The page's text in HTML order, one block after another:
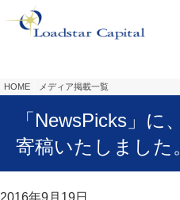
HOME メディア掲載一覧
「NewsPicks」に
寄稿いたしました
2016年9月19日